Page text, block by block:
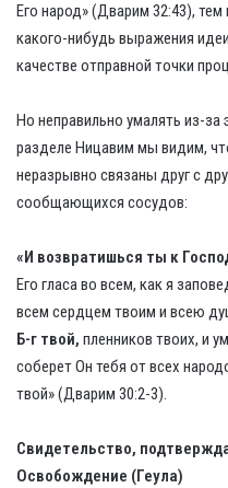
Его народ» (Дварим 32:43),
какого-нибудь выражения
качестве отправной точки
Но неправильно умалять из-за
разделе Ницавим мы видим,
неразрывно связаны друг с
сообщающихся сосудов:
«И возвратишься ты к
Его гласа во всем, как я
всем сердцем твоим и всею
Б-г твой, пленников твоих, и
соберет Он тебя от всех
твой» (Дварим 30:2-3).
Свидетельство,
Освобождение (Геула)